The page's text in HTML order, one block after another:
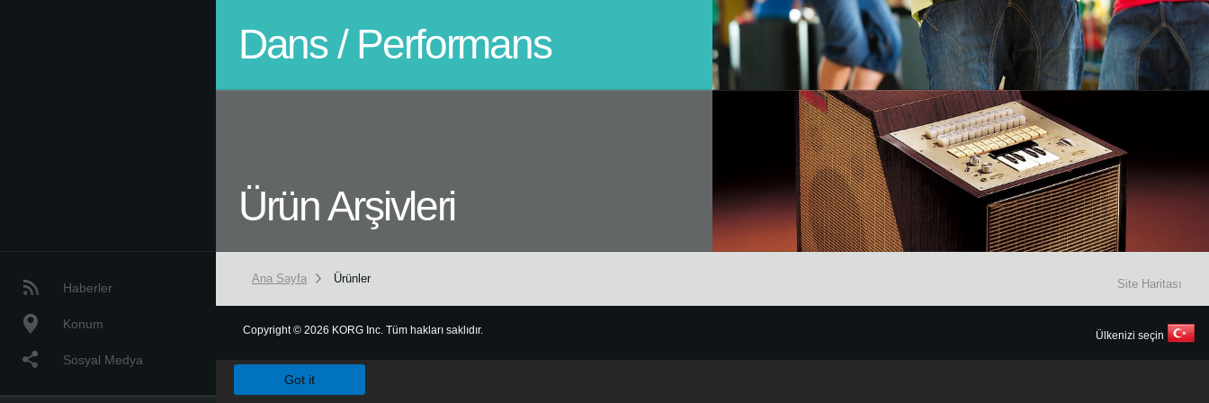
Haberler
Konum
Sosyal Medya
Dans / Performans
Ürün Arşivleri
Ana Sayfa Ürünler Site Haritası
Copyright© 2026 KORG Inc. Tüm hakları saklıdır. Ülkenizi seçin
Got it